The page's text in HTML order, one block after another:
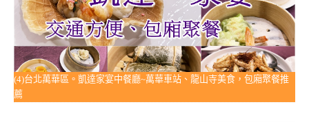
(4)台北萬華區。凱達家宴中餐廳~萬華車站、龍山寺美食，包廂聚餐推
薦